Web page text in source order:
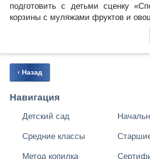
подготовить с детьми сценку
корзины с муляжами фруктов и
‹ Назад
Навигация
Детский сад
Средние классы
Метод копилка